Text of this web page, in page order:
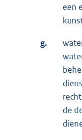
een
g.
de